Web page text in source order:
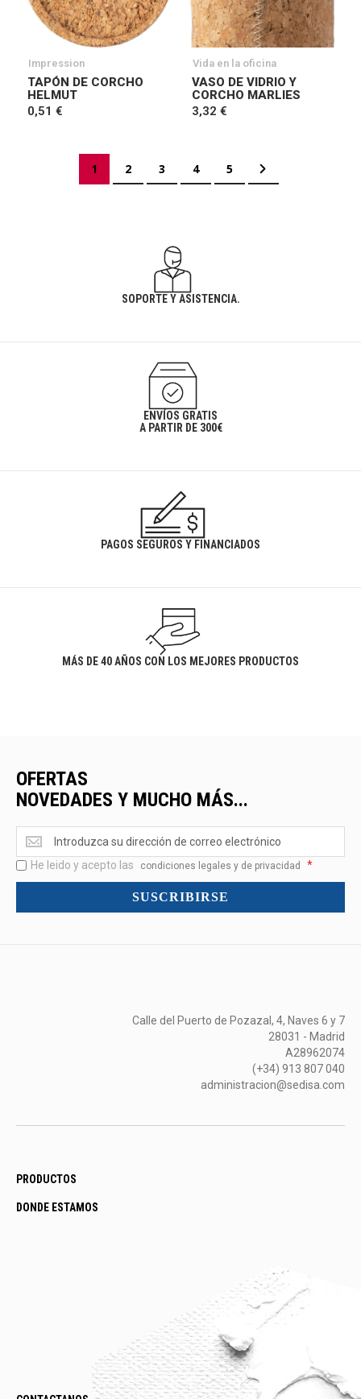
Impression
TAPÓN DE CORCHO
HELMUT
0,51 €
Vida en la oficina
VASO DE VIDRIO Y
CORCHO MARLIES
3,32 €
Actualmente estás leyendo página
1 Página
2 Página
3 Página
4 Página
5 Página
Siguiente
SOPORTE Y ASISTENCIA.
ENVÍOS GRATIS
A PARTIR DE 300€
PAGOS SEGUROS Y FINANCIADOS
MÁS DE 40 AÑOS CON LOS MEJORES PRODUCTOS
OFERTAS
NOVEDADES Y MUCHO MÁS...
Ofertas
<br>Novedades
y
mucho
He leido y acepto las condiciones legales y de privacidad *
SUSCRIBIRSE
Calle del Puerto de Pozazal, 4, Naves 6 y 7
28031 - Madrid
A28962074
(+34) 913 807 040
administracion@sedisa.com
PRODUCTOS
DONDE ESTAMOS